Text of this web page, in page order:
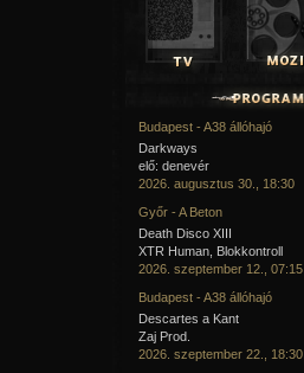
Budapest - A38 állóhajó
Darkways
elő: denevér
2026. augusztus 30., 18:30
Győr - A Beton
Death Disco XIII
XTR Human, Blokkontroll
2026. szeptember 12., 07:15
Budapest - A38 állóhajó
Descartes a Kant
Zaj Prod.
2026. szeptember 22., 18:30